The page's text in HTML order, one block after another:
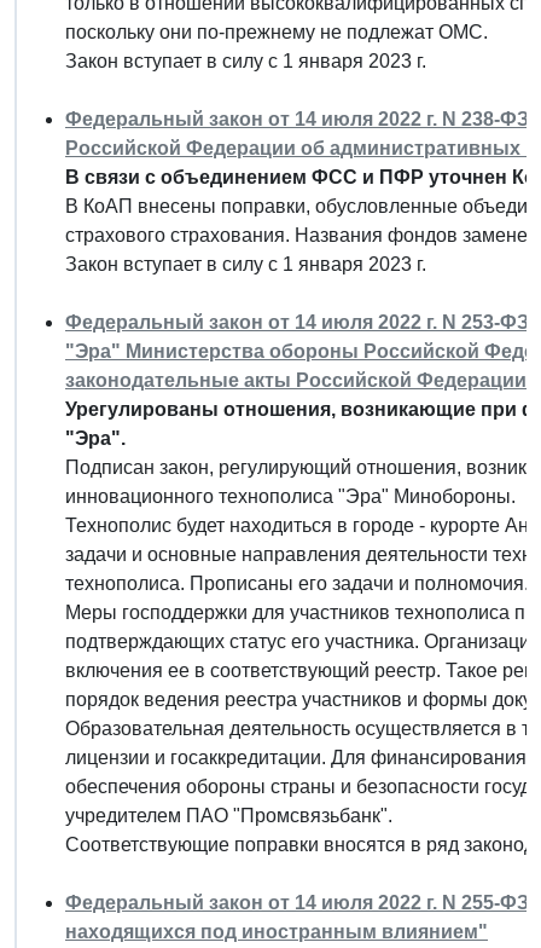
поскольку они по-прежнему не подлежат ОМС.
Закон вступает в силу с 1 января 2023 г.
Федеральный закон от 14 июля 2022 г. N 238-
Российской Федерации об административных
В связи с объединением ФСС и ПФР уточнен
В КоАП внесены поправки, обусловленные
страхового страхования. Названия фондов
Закон вступает в силу с 1 января 2023 г.
Федеральный закон от 14 июля 2022 г. N 253-
"Эра" Министерства обороны Российской
законодательные акты Российской Федерации"
Урегулированы отношения, возникающие при
"Эра".
Подписан закон, регулирующий отношения,
инновационного технополиса "Эра" Минобороны.
Технополис будет находиться в городе - курорте
задачи и основные направления деятельности
технополиса. Прописаны его задачи и полномочия.
Меры господдержки для участников технополиса
подтверждающих статус его участника.
включения ее в соответствующий реестр. Такое
порядок ведения реестра участников и формы
Образовательная деятельность осуществляется в
лицензии и госаккредитации. Для финансирования
обеспечения обороны страны и безопасности
учредителем ПАО "Промсвязьбанк".
Соответствующие поправки вносятся в ряд
Федеральный закон от 14 июля 2022 г. N 255-
находящихся под иностранным влиянием"